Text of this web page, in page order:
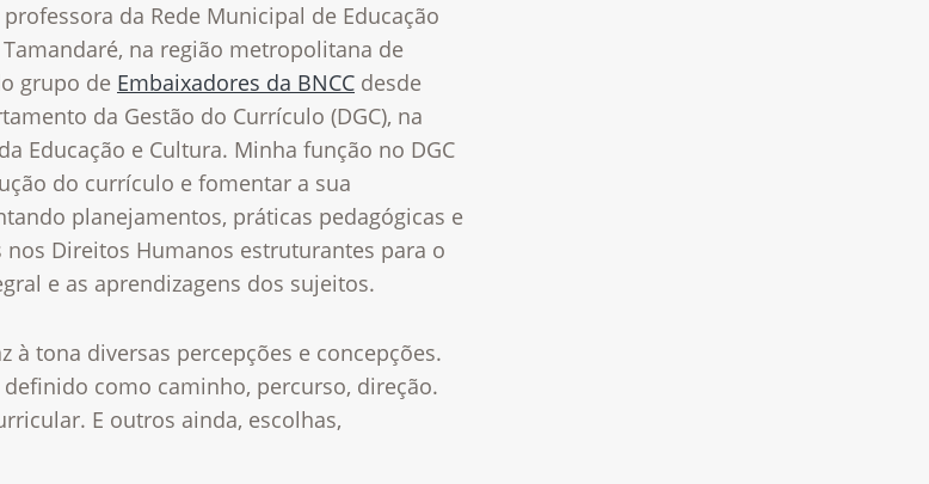
professora da Rede Municipal de Educação
na região metropolitana de
grupo de Embaixadores da BNCC desde
da Gestão do Currículo (DGC), na
Educação e Cultura. Minha função no DGC
do currículo e fomentar a sua
planejamentos, práticas pedagógicas e
nos Direitos Humanos estruturantes para o
e as aprendizagens dos sujeitos.
à tona diversas percepções e concepções.
como caminho, percurso, direção.
E outros ainda, escolhas,